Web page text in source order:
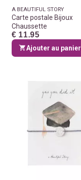
A BEAUTIFUL STORY
Carte postale Bijoux
Chaussette
€ 11.95
Ajouter au panier